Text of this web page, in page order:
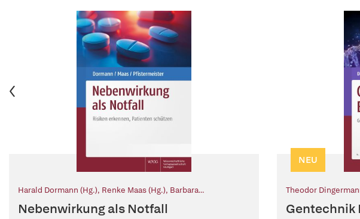
Harald Dormann (Hg.), Renke Maas (Hg.), Barbara
Nebenwirkung als Notfall
NEU
Theodor
Gentechnik